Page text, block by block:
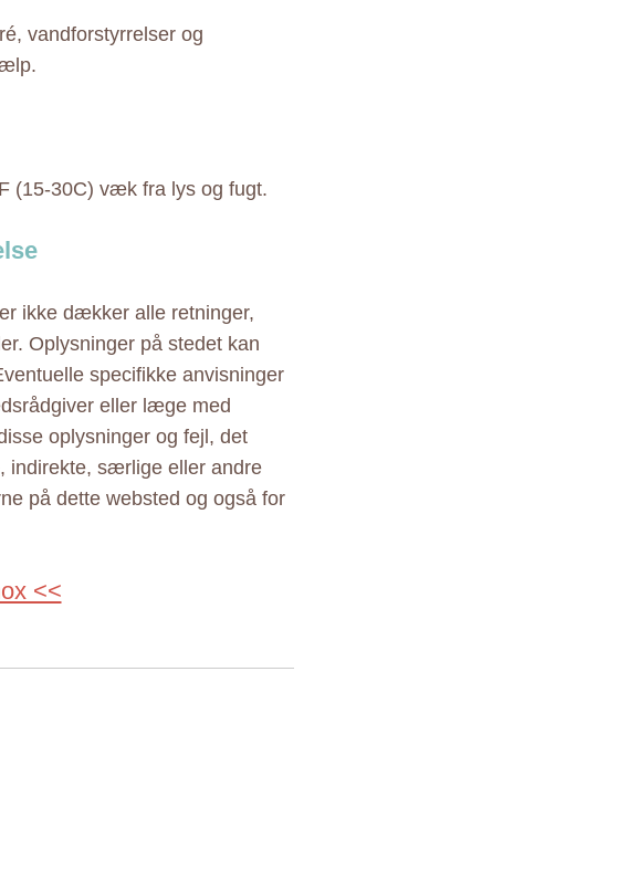
vandforstyrrelser og
(15-30C) væk fra lys og fugt.
ikke dækker alle retninger,
Oplysninger på stedet kan
specifikke anvisninger
eller læge med
oplysninger og fejl, det
indirekte, særlige eller andre
på dette websted og også for
<<